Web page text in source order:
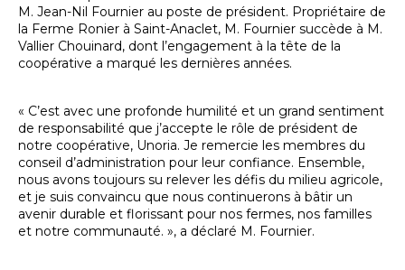
M. Jean-Nil Fournier au poste de président. Propriétaire de
la Ferme Ronier à Saint-Anaclet, M. Fournier succède à M.
Vallier Chouinard, dont l’engagement à la tête de la
coopérative a marqué les dernières années.
« C’est avec une profonde humilité et un grand sentiment
de responsabilité que j’accepte le rôle de président de
notre coopérative, Unoria. Je remercie les membres du
conseil d’administration pour leur confiance. Ensemble,
nous avons toujours su relever les défis du milieu agricole,
et je suis convaincu que nous continuerons à bâtir un
avenir durable et florissant pour nos fermes, nos familles
et notre communauté. », a déclaré M. Fournier.